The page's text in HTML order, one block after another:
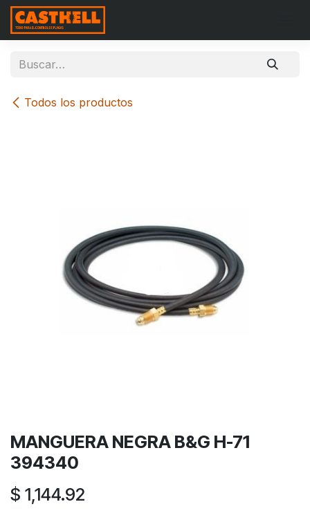
Ir al contenido
Todos los productos
MANGUERA NEGRA B&G H-71
394340
$ 1,144.92